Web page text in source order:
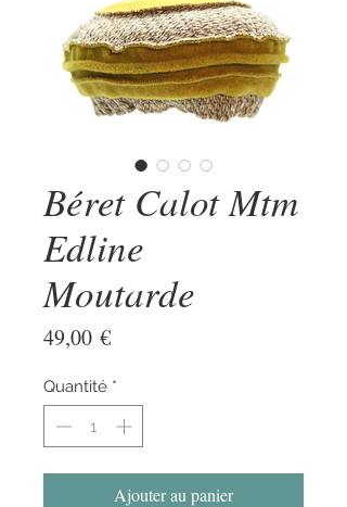
Béret Calot Mtm
Edline
Moutarde
49,00 €Prix
Quantité *
Ajouter au panier